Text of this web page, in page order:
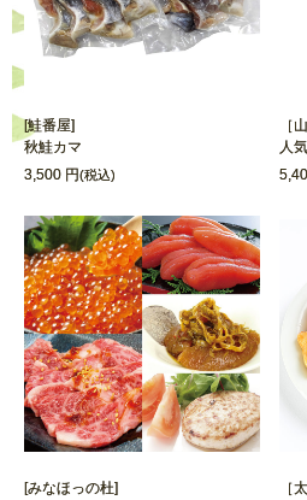
[鮭番屋]
秋鮭カマ
3,500 円(税込)
［
人
[みなほっの杜]
［